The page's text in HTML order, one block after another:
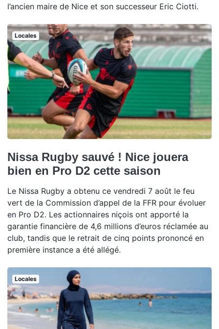
l’ancien maire de Nice et son successeur Eric Ciotti.
Locales
Nissa Rugby sauvé ! Nice jouera
bien en Pro D2 cette saison
Le Nissa Rugby a obtenu ce vendredi 7 août le feu
vert de la Commission d’appel de la FFR pour évoluer
en Pro D2. Les actionnaires niçois ont apporté la
garantie financière de 4,6 millions d’euros réclamée au
club, tandis que le retrait de cinq points prononcé en
première instance a été allégé.
Locales